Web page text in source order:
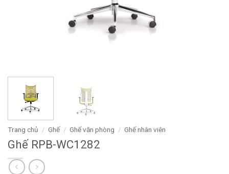
Trang chủ / Ghế / Ghế văn phòng / Ghế nhân viên
Ghế RPB-WC1282